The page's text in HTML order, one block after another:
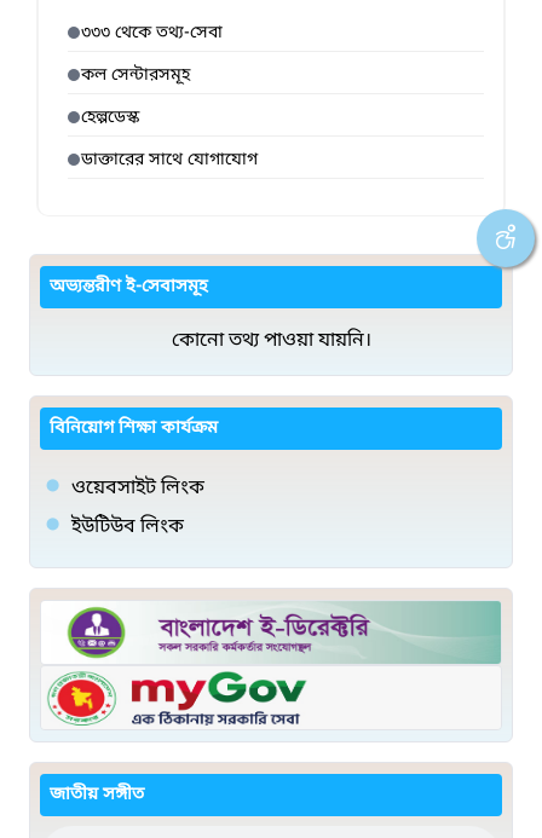
৩৩৩ থেকে তথ্য-সেবা
কল সেন্টারসমূহ
হেল্পডেস্ক
ডাক্তারের সাথে যোগাযোগ
অভ্যন্তরীণ ই-সেবাসমূহ
কোনো তথ্য পাওয়া যায়নি।
বিনিয়োগ শিক্ষা কার্যক্রম
ওয়েবসাইট লিংক
ইউটিউব লিংক
জাতীয় সঙ্গীত